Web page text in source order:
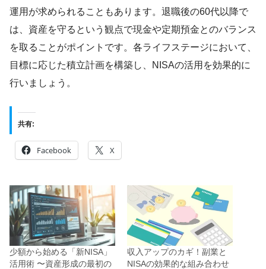
運用が求められることもあります。退職後の60代以降で
は、資産を守るという観点で現金や定期預金とのバランス
を取ることがポイントです。各ライフステージにおいて、
目標に応じた積立計画を構築し、NISAの活用を効果的に
行いましょう。
共有:
Facebook X
少額から始める「新NISA」
活用術 〜資産形成の最初の
収入アップのカギ！副業と
NISAの効果的な組み合わせ